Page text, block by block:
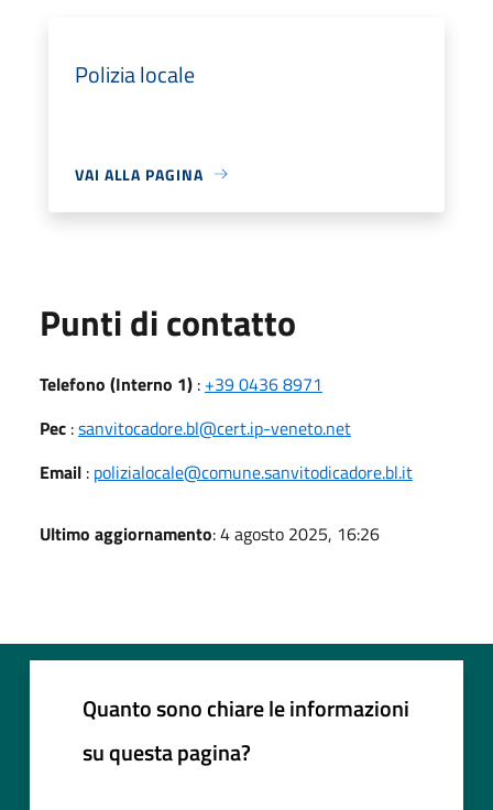
Polizia locale
VAI ALLA PAGINA
Punti di contatto
Telefono (Interno 1) : +39 0436 8971
Pec :sanvitocadore.bl@cert.ip-veneto.net
Email : polizialocale@comune.sanvitodicadore.bl.it
Ultimo aggiornamento: 4 agosto 2025, 16:26
Quanto sono chiare le informazioni
su questa pagina?